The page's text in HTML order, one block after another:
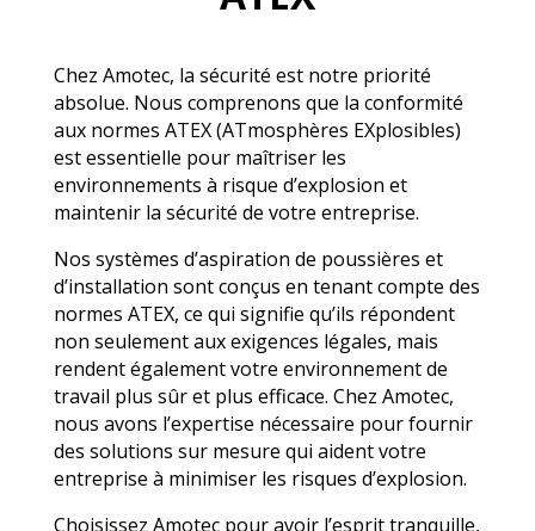
Chez Amotec, la sécurité est notre priorité
absolue. Nous comprenons que la conformité
aux normes ATEX (ATmosphères EXplosibles)
est essentielle pour maîtriser les
environnements à risque d’explosion et
maintenir la sécurité de votre entreprise.
Nos systèmes d’aspiration de poussières et
d’installation sont conçus en tenant compte des
normes ATEX, ce qui signifie qu’ils répondent
non seulement aux exigences légales, mais
rendent également votre environnement de
travail plus sûr et plus efficace. Chez Amotec,
nous avons l’expertise nécessaire pour fournir
des solutions sur mesure qui aident votre
entreprise à minimiser les risques d’explosion.
Choisissez Amotec pour avoir l’esprit tranquille,